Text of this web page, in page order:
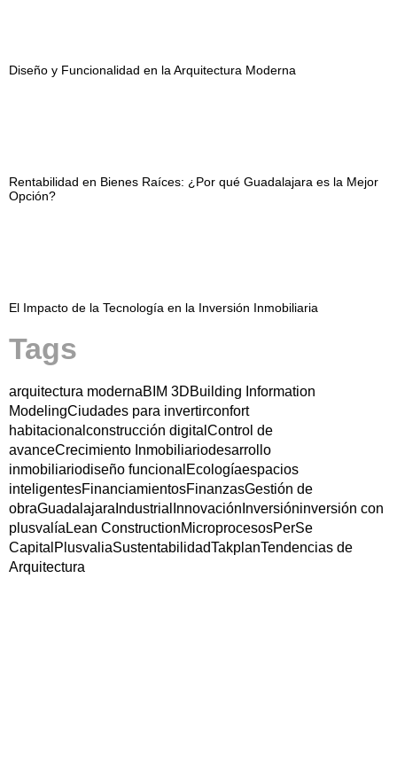
Diseño y Funcionalidad en la Arquitectura Moderna
Rentabilidad en Bienes Raíces: ¿Por qué Guadalajara es la Mejor
Opción?
El Impacto de la Tecnología en la Inversión Inmobiliaria
Tags
arquitectura modernaBIM 3DBuilding Information
ModelingCiudades para invertirconfort
habitacional construcción digital Control de
avanceCrecimiento Inmobiliariodesarrollo
inmobiliariodiseño funcional Ecologíaespacios
inteligentesFinanciamientosFinanzasGestión de
obraGuadalajara Industrial Innovación Inversióninversión con
plusvalía Lean ConstructionMicroprocesosPerSe
Capital PlusvaliaSustentabilidadTakplanTendencias de
Arquitectura